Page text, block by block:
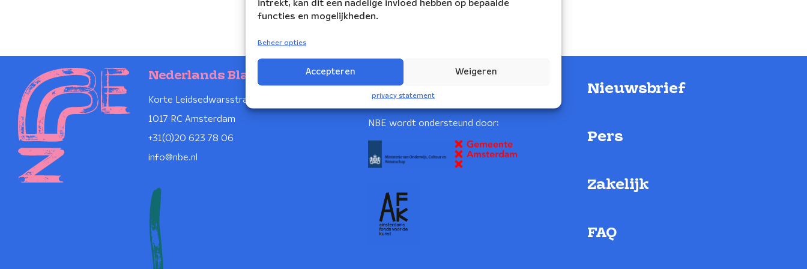
intrekt, kan dit een nadelige invloed hebben op bepaalde
functies en mogelijkheden.
Beheer opties
Accepteren Weigeren
privacy statement
Nederlands Blazers Ensemble
Korte Leidsedwarsstraat 12
1017 RC Amsterdam
+31(0)20 623 78 06
info@nbe.nl
NBE wordt ondersteund door:
Nieuwsbrief
Pers
Zakelijk
FAQ